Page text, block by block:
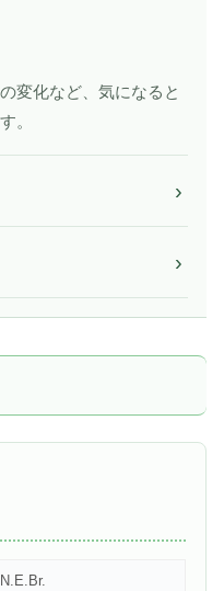
変化など、気になると
。
N.E.Br.